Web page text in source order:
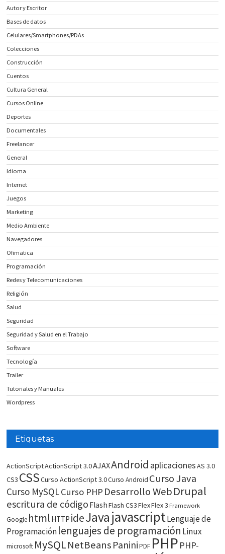
Autor y Escritor
Bases de datos
Celulares/Smartphones/PDAs
Colecciones
Construcción
Cuentos
Cultura General
Cursos Online
Deportes
Documentales
Freelancer
General
Idioma
Internet
Juegos
Marketing
Medio Ambiente
Navegadores
Ofimatica
Programación
Redes y Telecomunicaciones
Religión
Salud
Seguridad
Seguridad y Salud en el Trabajo
Software
Tecnología
Trailer
Tutoriales y Manuales
Wordpress
Etiquetas
ActionScriptActionScript 3.0AJAXAndroid aplicacionesAS 3.0
CS3 CSSCurso ActionScript 3.0Curso Android Curso Java
Curso MySQLCurso PHP Desarrollo WebDrupal
escritura de código FlashFlash CS3FlexFlex 3 Framework
Google html HTTP ideJavajavascriptLenguaje de
Programaciónlenguajes de programación Linux
microsoft MySQLNetBeans Panini PDF PHP PHP-